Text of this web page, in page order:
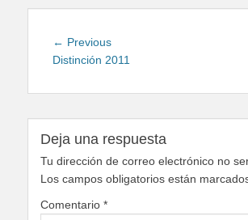
Navegación
de
← PreviousPrevious
post:
Distinción 2011
Deja una respuesta
Tu dirección de correo electrónico no
Los campos obligatorios están
Comentario *